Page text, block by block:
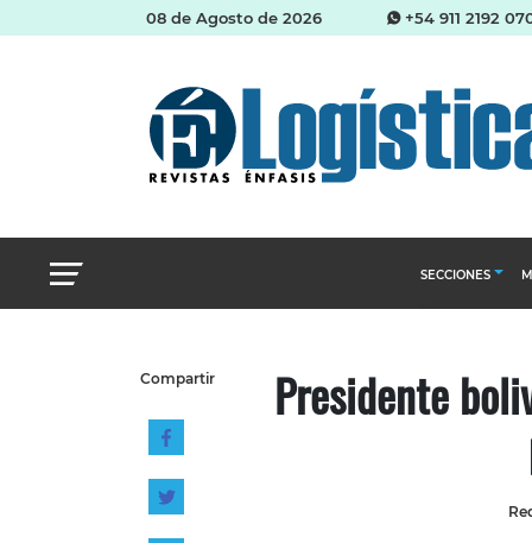
08 de Agosto de 2026 +54 911 2192
SECCIONES
Almacenes e
Management
Compartir Presidente